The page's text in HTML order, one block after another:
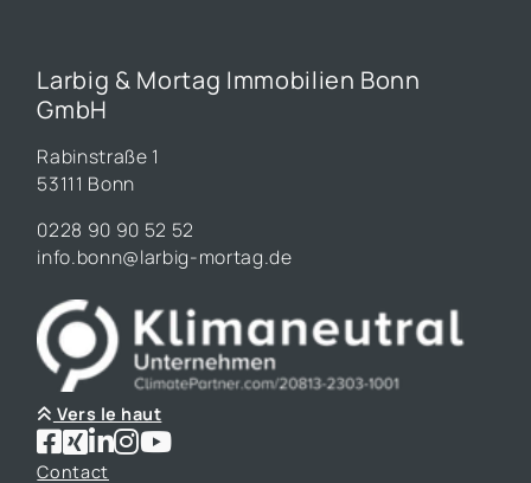
Larbig & Mortag Immobilien Bonn
GmbH
Rabinstraße 1
53111 Bonn
0228 90 90 52 52
info.bonn@larbig-mortag.de
Vers le haut
Contact